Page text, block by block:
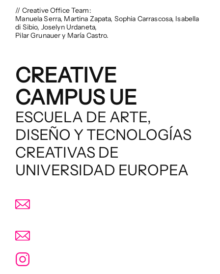
// Creative Office Team:
Manuela Serra, Martina Zapata, Sophia Carrascosa, Isabella
di Sibio, Joselyn Urdaneta,
Pilar Grunauer y María Castro.
CREATIVE
CAMPUS UE
ESCUELA DE ARTE,
DISEÑO Y TECNOLOGÍAS
CREATIVAS DE
UNIVERSIDAD EUROPEA